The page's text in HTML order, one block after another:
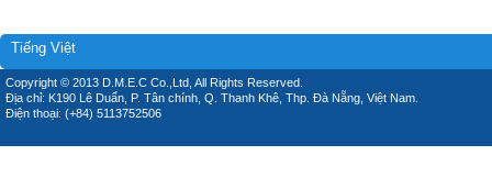
Tiếng Việt
Copyright © 2013 D.M.E.C Co.,Ltd, All Rights Reserved.
Địa chỉ: K190 Lê Duẩn, P. Tân chính, Q. Thanh Khê, Thp. Đà Nẵng, Việt Nam.
Điện thoại: (+84) 5113752506